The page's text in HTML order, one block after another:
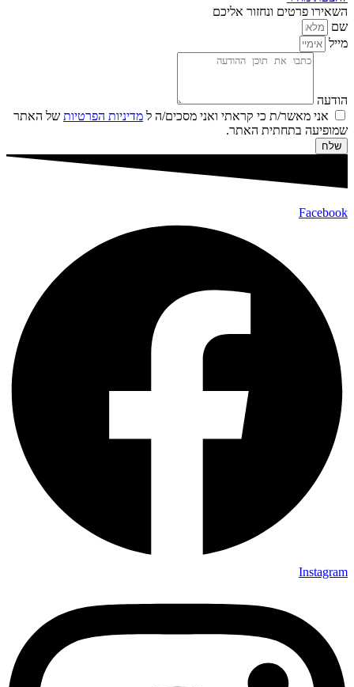
השאירו פרטים ונחזור אליכם
שם
מייל
הודעה
אני מאשר/ת כי קראתי ואני מסכים/ה ל מדיניות הפרטיות של האתר
שמופיעה בתחתית האתר.
שלח
Facebook
Instagram